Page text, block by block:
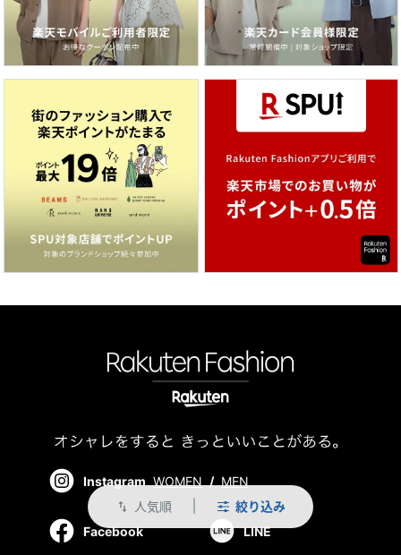
swap_vert 人気順 絞り込み
Instagram WOMEN / MEN
Facebook LINE